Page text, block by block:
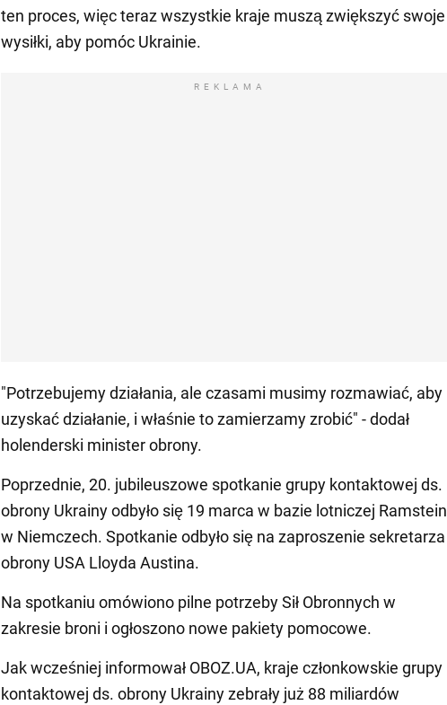
ten proces, więc teraz wszystkie kraje muszą zwiększyć swoje
wysiłki, aby pomóc Ukrainie.
REKLAMA
"Potrzebujemy działania, ale czasami musimy rozmawiać, aby
uzyskać działanie, i właśnie to zamierzamy zrobić" - dodał
holenderski minister obrony.
Poprzednie, 20. jubileuszowe spotkanie grupy kontaktowej ds.
obrony Ukrainy odbyło się 19 marca w bazie lotniczej Ramstein
w Niemczech. Spotkanie odbyło się na zaproszenie sekretarza
obrony USA Lloyda Austina.
Na spotkaniu omówiono pilne potrzeby Sił Obronnych w
zakresie broni i ogłoszono nowe pakiety pomocowe.
Jak wcześniej informował OBOZ.UA, kraje członkowskie grupy
kontaktowej ds. obrony Ukrainy zebrały już 88 miliardów